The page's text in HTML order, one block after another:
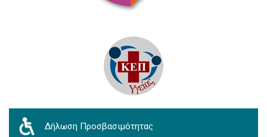
Δήλωση Προσβασιμότητας